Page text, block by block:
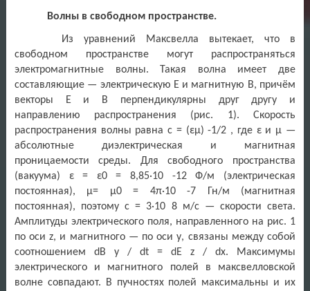
Волны в свободном пространстве.
Из уравнений Максвелла вытекает, что в
свободном пространстве могут распространяться
электромагнитные волны. Такая волна имеет две
составляющие — электрическую Е и магнитную В, причём
векторы Е и В перпендикулярны друг другу и
направлению распространения (рис. 1). Скорость
распространения волны равна с = (εμ) -1/2 , где ε и μ —
абсолютные диэлектрическая и магнитная
проницаемости среды. Для свободного пространства
(вакуума) ε = ε0 = 8,85·10 -12 Ф/м (электрическая
постоянная), μ= μ0 = 4π·10 -7 Гн/м (магнитная
постоянная), поэтому с = 3·10 8 м/с — скорости света.
Амплитуды электрического поля, направленного на рис. 1
по оси z, и магнитного — по оси у, связаны между собой
соотношением dB y / dt = dE z / dx. Максимумы
электрического и магнитного полей в максвелловской
волне совпадают. В пучностях полей максимальны и их